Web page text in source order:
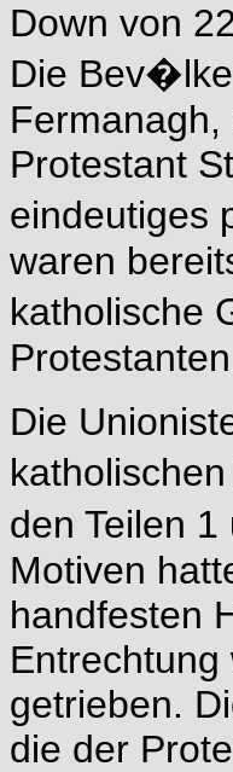
Down von
Die
Protestant
eindeutiges
waren
katholische
Die
den Teilen
Motiven
handfesten
getrieben.
die der